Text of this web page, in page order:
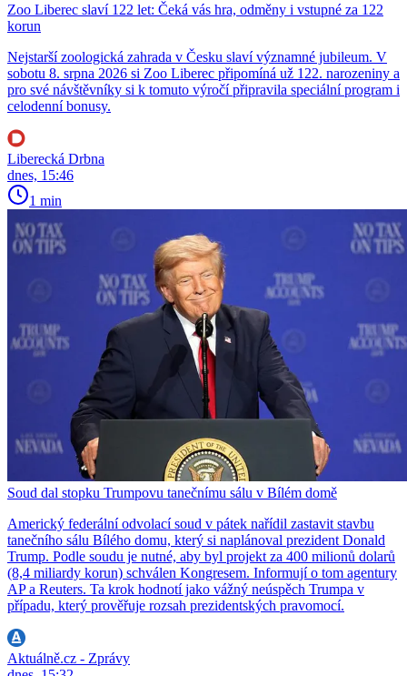
Zoo Liberec slaví 122 let: Čeká vás hra, odměny i vstupné za 122
korun
Nejstarší zoologická zahrada v Česku slaví významné jubileum. V
sobotu 8. srpna 2026 si Zoo Liberec připomíná už 122. narozeniny a
pro své návštěvníky si k tomuto výročí připravila speciální program i
celodenní bonusy.
Liberecká Drbna
dnes, 15:46
1 min
Soud dal stopku Trumpovu tanečnímu sálu v Bílém domě
Americký federální odvolací soud v pátek nařídil zastavit stavbu
tanečního sálu Bílého domu, který si naplánoval prezident Donald
Trump. Podle soudu je nutné, aby byl projekt za 400 milionů dolarů
(8,4 miliardy korun) schválen Kongresem. Informují o tom agentury
AP a Reuters. Ta krok hodnotí jako vážný neúspěch Trumpa v
případu, který prověřuje rozsah prezidentských pravomocí.
Aktuálně.cz - Zprávy